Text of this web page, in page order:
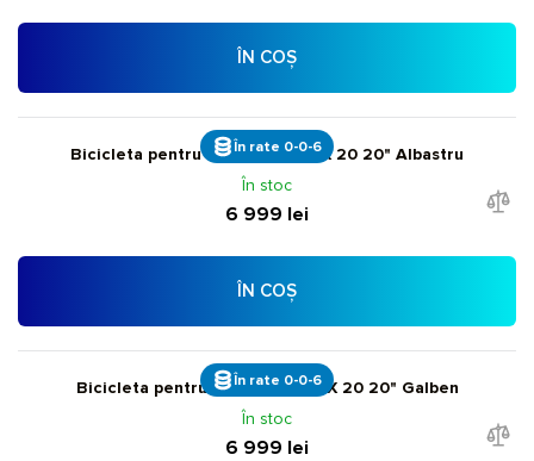
ÎN COȘ
În rate 0-0-6
Bicicleta pentru copii Giant ARX 20 20" Albastru
În stoc
6 999 lei
ÎN COȘ
În rate 0-0-6
Bicicleta pentru copii Giant ARX 20 20" Galben
În stoc
6 999 lei